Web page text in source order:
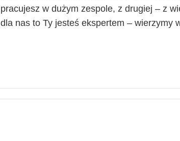
pracujesz w dużym zespole, z drugiej – z
dla nas to Ty jesteś ekspertem – wierzymy